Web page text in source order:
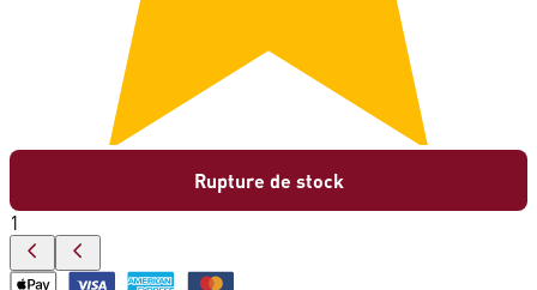
Rupture de stock
1